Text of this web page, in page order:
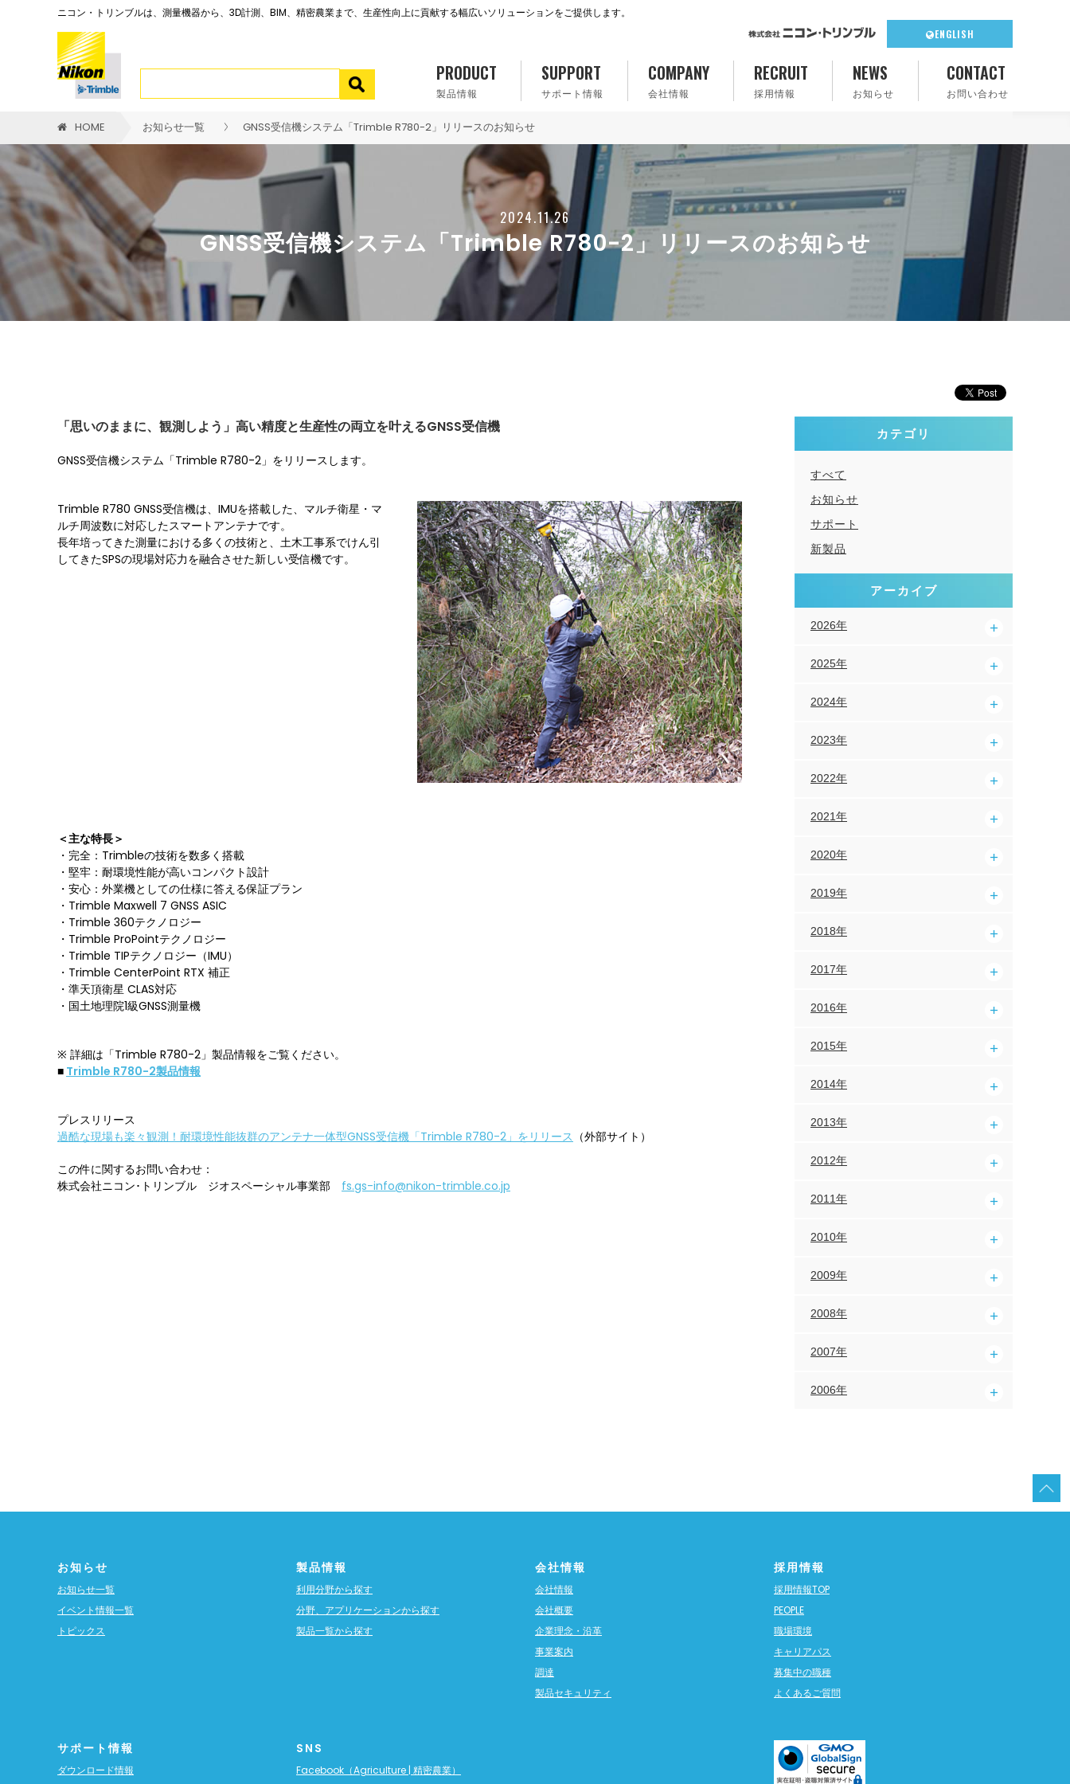
ニコン・トリンブルは、測量機器から、3D計測、BIM、精密農業まで、生産性向上に貢献する幅広いソリューションをご提供します。
ENGLISH
PRODUCT
製品情報
SUPPORT
サポート情報
COMPANY
会社情報
RECRUIT
採用情報
NEWS
お知らせ
CONTACT
お問い合わせ
HOME お知らせ一覧 GNSS受信機システム「Trimble R780-2」リリースのお知らせ
2024.11.26
GNSS受信機システム「Trimble R780-2」リリースのお知らせ
「思いのままに、観測しよう」高い精度と生産性の両立を叶えるGNSS受信機
GNSS受信機システム「Trimble R780-2」をリリースします。
Trimble R780 GNSS受信機は、IMUを搭載した、マルチ衛星・マ
ルチ周波数に対応したスマートアンテナです。
長年培ってきた測量における多くの技術と、土木工事系でけん引
してきたSPSの現場対応力を融合させた新しい受信機です。
＜主な特長＞
・完全：Trimbleの技術を数多く搭載
・堅牢：耐環境性能が高いコンパクト設計
・安心：外業機としての仕様に答える保証プラン
・Trimble Maxwell 7 GNSS ASIC
・Trimble 360テクノロジー
・Trimble ProPointテクノロジー
・Trimble TIPテクノロジー（IMU）
・Trimble CenterPoint RTX 補正
・準天頂衛星 CLAS対応
・国土地理院1級GNSS測量機
※ 詳細は「Trimble R780-2」製品情報をご覧ください。
■ Trimble R780-2製品情報
プレスリリース
過酷な現場も楽々観測！耐環境性能抜群のアンテナ一体型GNSS受信機「Trimble R780-2」をリリース （外部サイト）
この件に関するお問い合わせ：
株式会社ニコン･トリンブル ジオスペーシャル事業部 fs.gs-info@nikon-trimble.co.jp
カテゴリ
すべて
お知らせ
サポート
新製品
アーカイブ
2026年
2025年
2024年
2023年
2022年
2021年
2020年
2019年
2018年
2017年
2016年
2015年
2014年
2013年
2012年
2011年
2010年
2009年
2008年
2007年
2006年
お知らせ
お知らせ一覧
イベント情報一覧
トピックス
製品情報
利用分野から探す
分野、アプリケーションから探す
製品一覧から探す
会社情報
会社情報
会社概要
企業理念・沿革
事業案内
調達
製品セキュリティ
採用情報
採用情報TOP
PEOPLE
職場環境
キャリアパス
募集中の職種
よくあるご質問
サポート情報
ダウンロード情報
SNS
Facebook（Agriculture | 精密農業）